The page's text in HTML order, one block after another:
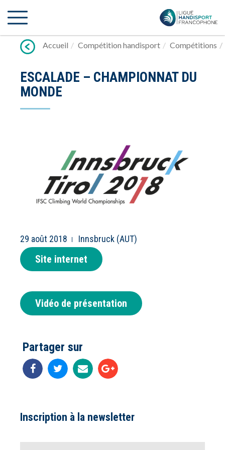
vers
Accueil
Compétition handisport Compétitions
ESCALADE – CHAMPIONNAT DU
MONDE
29 août 2018 Innsbruck (AUT)
Site internet
Vidéo de présentation
Partager sur
Inscription à la newsletter